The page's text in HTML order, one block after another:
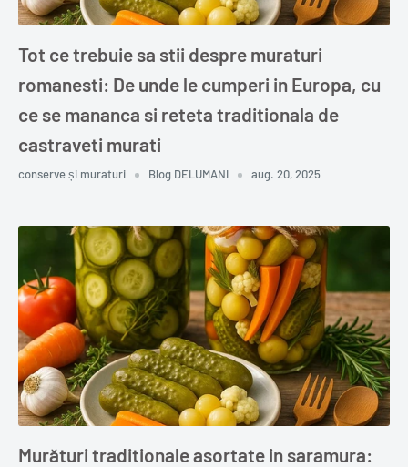
Tot ce trebuie sa stii despre muraturi
romanesti: De unde le cumperi in Europa, cu
ce se mananca si reteta traditionala de
castraveti murati
conserve și muraturi Blog DELUMANI aug. 20, 2025
Murături traditionale asortate in saramura: